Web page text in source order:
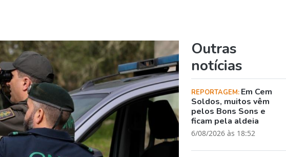
Outras
notícias
REPORTAGEM: Em Cem
Soldos, muitos vêm
pelos Bons Sons e
ficam pela aldeia
6/08/2026 às 18:52